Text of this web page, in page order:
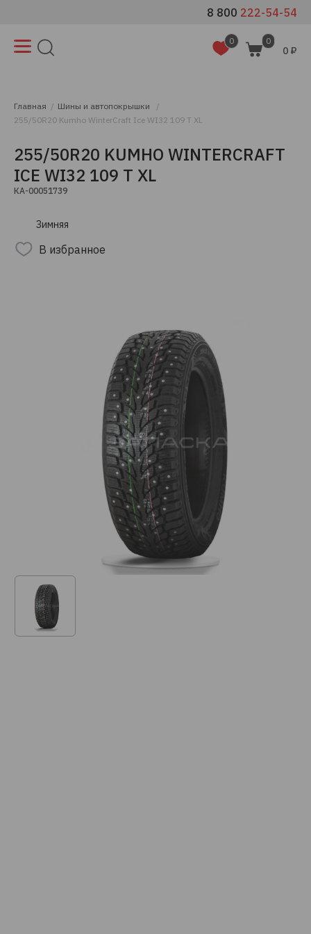
8 800 222-54-54
0 0
0 ₽
Главная
Шины и автопокрышки
255/50R20 Kumho WinterCraft Ice WI32 109 T XL
255/50R20 KUMHO WINTERCRAFT
ICE WI32 109 T XL
КА-00051739
Зимняя
В избранное